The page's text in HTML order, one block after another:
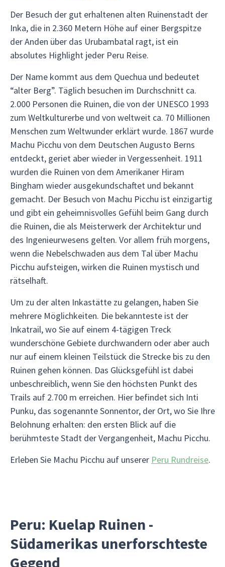
Der Besuch der gut erhaltenen alten Ruinenstadt der
Inka, die in 2.360 Metern Höhe auf einer Bergspitze
der Anden über das Urubambatal ragt, ist ein
absolutes Highlight jeder Peru Reise.
Der Name kommt aus dem Quechua und bedeutet
“alter Berg”. Täglich besuchen im Durchschnitt ca.
2.000 Personen die Ruinen, die von der UNESCO 1993
zum Weltkulturerbe und von weltweit ca. 70 Millionen
Menschen zum Weltwunder erklärt wurde. 1867 wurde
Machu Picchu von dem Deutschen Augusto Berns
entdeckt, geriet aber wieder in Vergessenheit. 1911
wurden die Ruinen von dem Amerikaner Hiram
Bingham wieder ausgekundschaftet und bekannt
gemacht. Der Besuch von Machu Picchu ist einzigartig
und gibt ein geheimnisvolles Gefühl beim Gang durch
die Ruinen, die als Meisterwerk der Architektur und
des Ingenieurwesens gelten. Vor allem früh morgens,
wenn die Nebelschwaden aus dem Tal über Machu
Picchu aufsteigen, wirken die Ruinen mystisch und
rätselhaft.
Um zu der alten Inkastätte zu gelangen, haben Sie
mehrere Möglichkeiten. Die bekannteste ist der
Inkatrail, wo Sie auf einem 4-tägigen Treck
wunderschöne Gebiete durchwandern oder aber auch
nur auf einem kleinen Teilstück die Strecke bis zu den
Ruinen gehen können. Das Glücksgefühl ist dabei
unbeschreiblich, wenn Sie den höchsten Punkt des
Trails auf 2.700 m erreichen. Hier befindet sich Inti
Punku, das sogenannte Sonnentor, der Ort, wo Sie Ihre
Belohnung erhalten: den ersten Blick auf die
berühmteste Stadt der Vergangenheit, Machu Picchu.
Erleben Sie Machu Picchu auf unserer Peru Rundreise.
Peru: Kuelap Ruinen -
Südamerikas unerforschteste
Gegend